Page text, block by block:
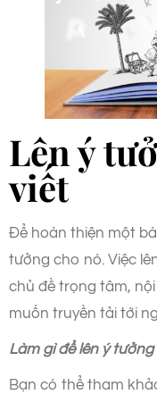
Lên ý
viết
Để hoàn thiện một
tưởng cho nó. Việc
chủ đề trọng tâm,
muốn truyền tải tới
Làm gì để lên ý
Bạn có thể tham